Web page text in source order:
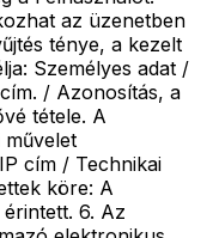
az üzenetben
ténye, a kezelt
Személyes adat /
/ Azonosítás, a
tétele. A
cím / Technikai
köre: A
6. Az